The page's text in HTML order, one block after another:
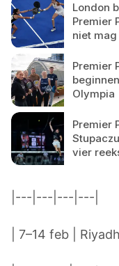
London
Premier
niet
Premier
Olympia
Premier
vier
|---|---|---|---|
| 7–14 feb |